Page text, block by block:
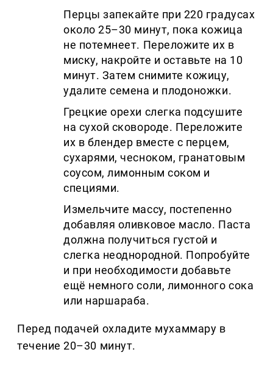
Перцы запекайте при 220 градусах
около 25–30 минут, пока кожица
не потемнеет. Переложите их в
миску, накройте и оставьте на 10
минут. Затем снимите кожицу,
удалите семена и плодоножки.
Грецкие орехи слегка подсушите
на сухой сковороде. Переложите
их в блендер вместе с перцем,
сухарями, чесноком, гранатовым
соусом, лимонным соком и
специями.
Измельчите массу, постепенно
добавляя оливковое масло. Паста
должна получиться густой и
слегка неоднородной. Попробуйте
и при необходимости добавьте
ещё немного соли, лимонного сока
или наршараба.
Перед подачей охладите мухаммару в
течение 20–30 минут.